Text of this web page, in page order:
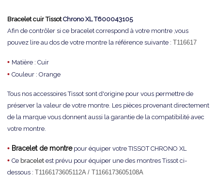
Bracelet cuir TissotChrono XL T600043105
Afin de contrôler si ce bracelet correspond à votre montre ,vous
pouvez lire au dos de votre montre la référence suivante : T116617
• Matière : Cuir
• Couleur : Orange
Tous nos accessoires Tissot sont d'origine pour vous permettre de
préserver la valeur de votre montre. Les pièces provenant directement
de la marque vous donnent aussi la garantie de la compatibilité avec
votre montre.
• Bracelet de montrepour équiper votre TISSOT CHRONO XL
• Ce bracelet est prévu pour équiper une des montres Tissot ci-
dessous : T1166173605112A / T1166173605108A